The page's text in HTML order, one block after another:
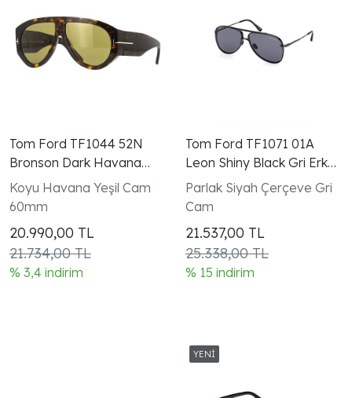
Tom Ford TF1044 52N
Bronson Dark Havana
Yeşil Unisex Güneş
Gözlüğü
Koyu Havana Yeşil Cam
60mm
20.990,00 TL
21.734,00 TL
% 3,4 indirim
Tom Ford TF1071 01A
Leon Shiny Black Gri Erkek
Unisex Pilot Güneş
Gözlüğü
Parlak Siyah Çerçeve Gri
Cam
21.537,00 TL
25.338,00 TL
% 15 indirim